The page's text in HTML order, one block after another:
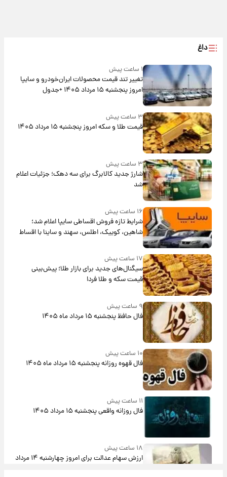
داغ
۱ ساعت پیش
تغییر تند قیمت محصولات ایران‌خودرو و سایپا
امروز پنجشنبه ۱۵ مرداد ۱۴۰۵ +جدول
۳ ساعت پیش
قیمت طلا و سکه امروز پنجشنبه ۱۵ مرداد ۱۴۰۵
۳ ساعت پیش
شارژ جدید کالابرگ برای سه دهک؛ جزئیات اعلام
شد
۱۶ ساعت پیش
شرایط تازه فروش اقساطی سایپا اعلام شد؛
شاهین، کوییک، اطلس، سهند و ساینا با اقساط
بلندمدت + جدول
۱۷ ساعت پیش
سیگنال‌های جدید برای بازار طلا؛ پیش‌بینی
قیمت سکه و طلا فردا
۹ ساعت پیش
فال حافظ پنجشنبه ۱۵ مرداد ماه ۱۴۰۵
۱۰ ساعت پیش
فال قهوه روزانه پنجشنبه ۱۵ مرداد ماه ۱۴۰۵
۱۱ ساعت پیش
فال روزانه واقعی پنجشنبه ۱۵ مرداد ۱۴۰۵
۱۸ ساعت پیش
ارزش سهام عدالت برای امروز چهارشنبه ۱۴ مرداد